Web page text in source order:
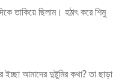
তাকিয়ে ছিলাম। হঠাৎ করে শিমু
আমাদের দুষ্টুমির কথা? তা ছাড়া